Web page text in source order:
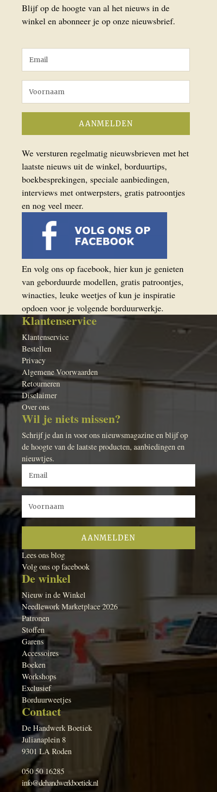
Blijf op de hoogte van al het nieuws in de
winkel en abonneer je op onze nieuwsbrief.
We versturen regelmatig nieuwsbrieven met het
laatste nieuws uit de winkel, borduurtips,
boekbesprekingen, speciale aanbiedingen,
interviews met ontwerpsters, gratis patroontjes
en nog veel meer.
En volg ons op facebook, hier kun je genieten
van geborduurde modellen, gratis patroontjes,
winacties, leuke weetjes of kun je inspiratie
opdoen voor je volgende borduurwerkje.
Klantenservice
Klantenservice
Bestellen
Privacy
Algemene Voorwaarden
Retourneren
Disclaimer
Over ons
Wil je niets missen?
Schrijf je dan in voor ons nieuwsmagazine en blijf op
de hoogte van de laatste producten, aanbiedingen en
nieuwtjes.
Lees ons blog
Volg ons op facebook
De winkel
Nieuw in de Winkel
Needlework Marketplace 2026
Patronen
Stoffen
Garens
Accessoires
Boeken
Workshops
Exclusief
Borduurweetjes
Contact
De Handwerk Boetiek
Julianaplein 8
9301 LA Roden
050 50 16285
info@dehandwerkboetiek.nl